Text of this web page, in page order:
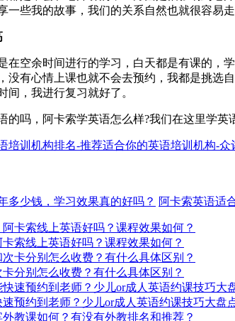
一些我的故事，我们的关系自然也就很容易走
在空余时间进行的学习，白天都是有课的，
没有心情上课也就不会去预约，我都是挑选
间，我进行复习就好了。
的吗，阿卡索学英语怎么样?我们在这里学
培训机构排名-推荐适合你的英语培训机构-众
多少钱，学习效果真的好吗？ 阿卡索英语适
卡索线上英语好吗？课程效果如何？
分别怎么收费？有什么具体区别？
预约到老师？少儿or成人英语约课技巧大盘